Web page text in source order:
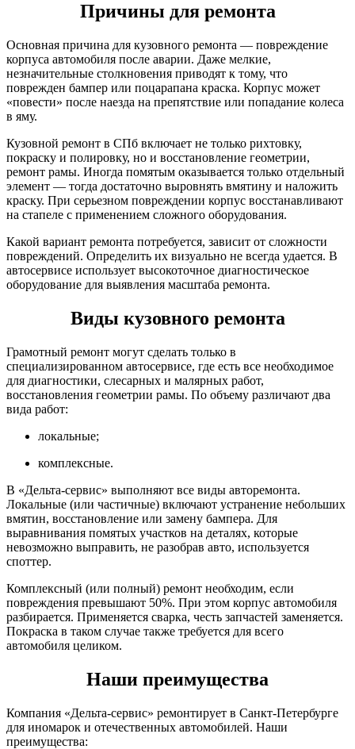
Причины для ремонта
Основная причина для кузовного ремонта — повреждение
корпуса автомобиля после аварии. Даже мелкие,
незначительные столкновения приводят к тому, что
поврежден бампер или поцарапана краска. Корпус может
«повести» после наезда на препятствие или попадание колеса
в яму.
Кузовной ремонт в СПб включает не только рихтовку,
покраску и полировку, но и восстановление геометрии,
ремонт рамы. Иногда помятым оказывается только отдельный
элемент — тогда достаточно выровнять вмятину и наложить
краску. При серьезном повреждении корпус восстанавливают
на стапеле с применением сложного оборудования.
Какой вариант ремонта потребуется, зависит от сложности
повреждений. Определить их визуально не всегда удается. В
автосервисе использует высокоточное диагностическое
оборудование для выявления масштаба ремонта.
Виды кузовного ремонта
Грамотный ремонт могут сделать только в
специализированном автосервисе, где есть все необходимое
для диагностики, слесарных и малярных работ,
восстановления геометрии рамы. По объему различают два
вида работ:
локальные;
комплексные.
В «Дельта-сервис» выполняют все виды авторемонта.
Локальные (или частичные) включают устранение небольших
вмятин, восстановление или замену бампера. Для
выравнивания помятых участков на деталях, которые
невозможно выправить, не разобрав авто, используется
споттер.
Комплексный (или полный) ремонт необходим, если
повреждения превышают 50%. При этом корпус автомобиля
разбирается. Применяется сварка, честь запчастей заменяется.
Покраска в таком случае также требуется для всего
автомобиля целиком.
Наши преимущества
Компания «Дельта-сервис» ремонтирует в Санкт-Петербурге
для иномарок и отечественных автомобилей. Наши
преимущества: